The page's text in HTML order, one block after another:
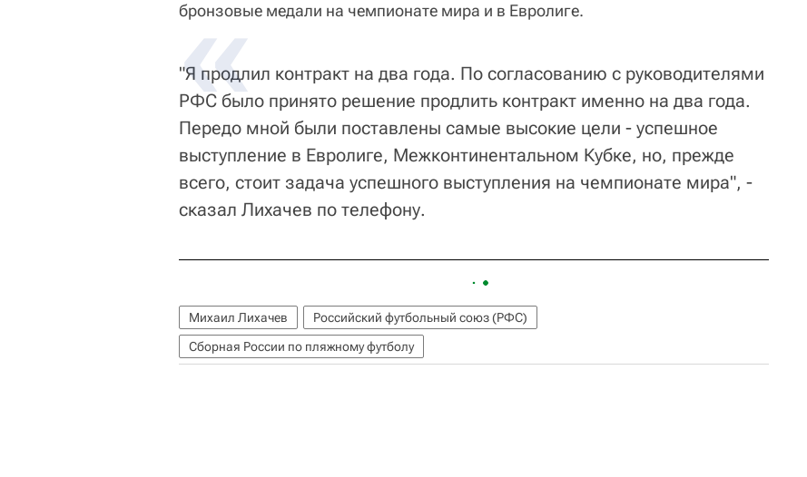
бронзовые медали на чемпионате мира и в Евролиге.
"Я продлил контракт на два года. По согласованию с руководителями
РФС было принято решение продлить контракт именно на два года.
Передо мной были поставлены самые высокие цели - успешное
выступление в Евролиге, Межконтинентальном Кубке, но, прежде
всего, стоит задача успешного выступления на чемпионате мира", -
сказал Лихачев по телефону.
Михаил Лихачев
Российский футбольный союз (РФС)
Сборная России по пляжному футболу